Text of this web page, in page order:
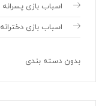
اسباب بازی پسرانه
اسباب بازی دخترانه
بدون دسته بندی